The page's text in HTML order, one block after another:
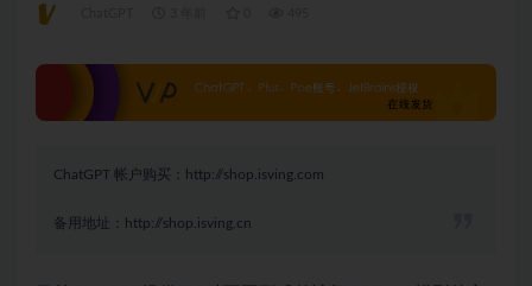
ChatGPT 帐户购买： http://shop.isving.com
备用地址： http://shop.isving.cn